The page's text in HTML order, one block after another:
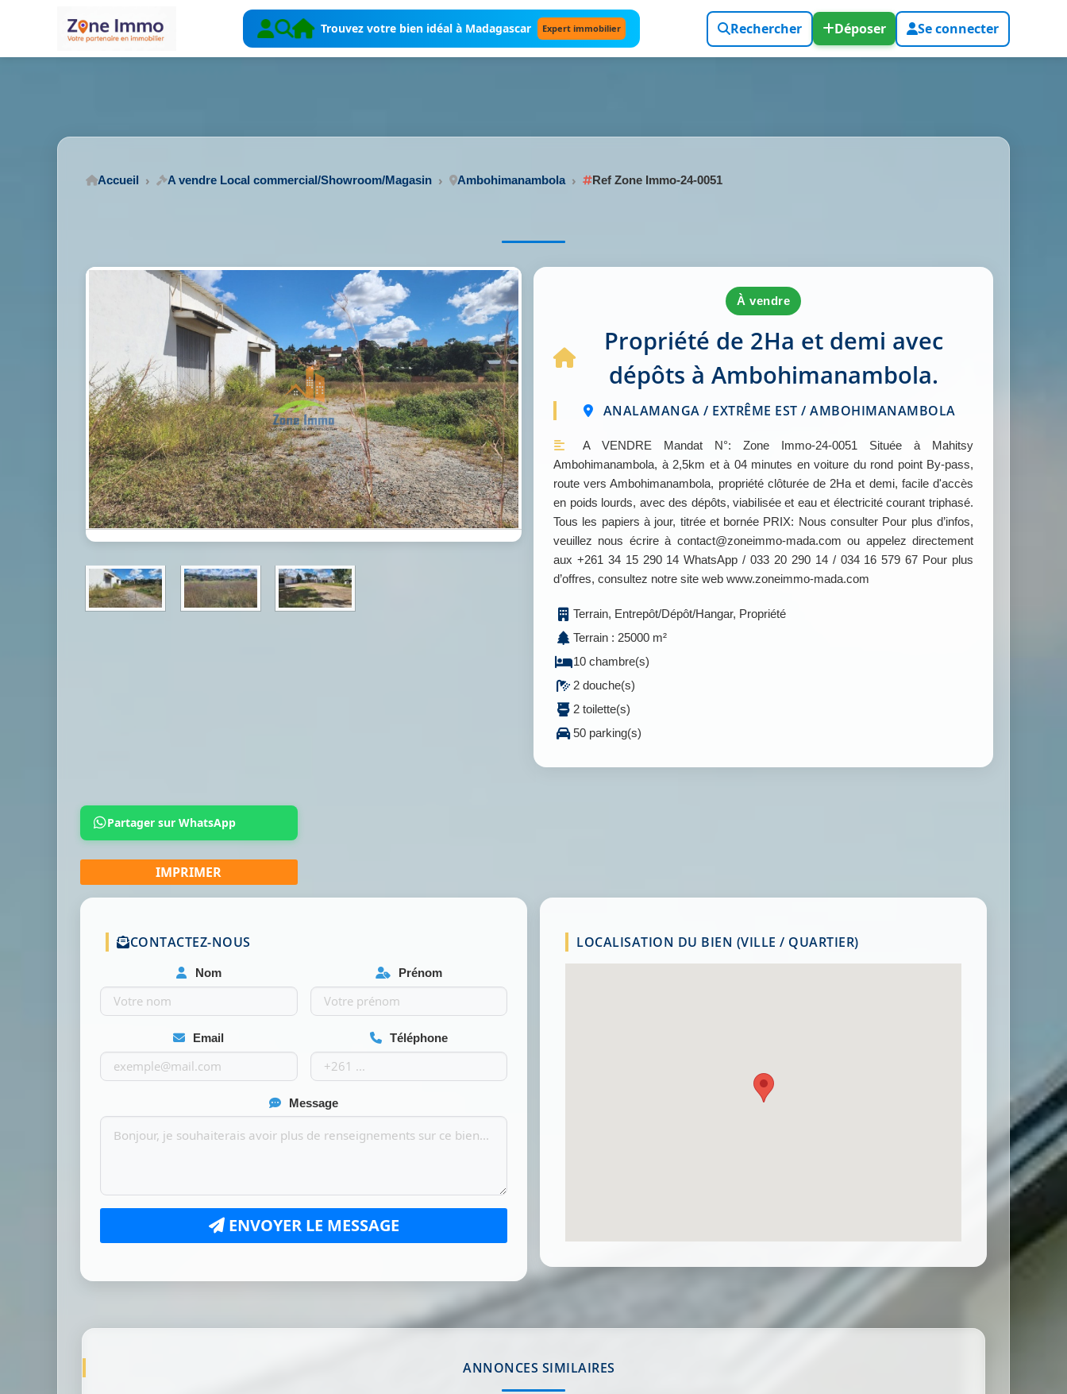
Trouvez votre bien idéal à Madagascar Expert immobilier Rechercher Déposer Se connecter
Accueil A vendre Local commercial/Showroom/Magasin Ambohimanambola Ref Zone Immo-24-0051
à vendre
Propriété de 2Ha et demi avec
dépôts à Ambohimanambola.
ANALAMANGA / EXTRÊME EST / AMBOHIMANAMBOLA
A VENDRE Mandat N°: Zone Immo-24-0051 Située à Mahitsy
Ambohimanambola, à 2,5km et à 04 minutes en voiture du rond point By-pass,
route vers Ambohimanambola, propriété clôturée de 2Ha et demi, facile d'accès
en poids lourds, avec des dépôts, viabilisée et eau et électricité courant triphasé.
Tous les papiers à jour, titrée et bornée PRIX: Nous consulter Pour plus d’infos,
veuillez nous écrire à contact@zoneimmo-mada.com ou appelez directement
aux +261 34 15 290 14 WhatsApp / 033 20 290 14 / 034 16 579 67 Pour plus
d’offres, consultez notre site web www.zoneimmo-mada.com
Terrain, Entrepôt/Dépôt/Hangar, Propriété
Terrain : 25000 m²
10 chambre(s)
2 douche(s)
2 toilette(s)
50 parking(s)
Partager sur WhatsApp
CONTACTEZ-NOUS
Nom Prénom
Email Téléphone
Message
ENVOYER LE MESSAGE
LOCALISATION DU BIEN (VILLE / QUARTIER)
ANNONCES SIMILAIRES